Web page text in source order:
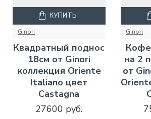
Ginori
Квадратный поднос
18см от Ginori
коллекция Oriente
Italiano цвет
Castagna
27600 руб.
КУПИТЬ
Ginori
на 2
от